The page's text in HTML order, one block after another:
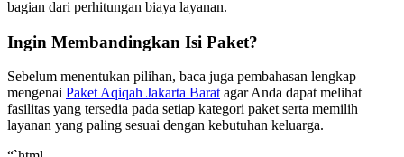
bagian dari perhitungan biaya layanan.
Ingin Membandingkan Isi Paket?
Sebelum menentukan pilihan, baca juga pembahasan lengkap
mengenai Paket Aqiqah Jakarta Barat agar Anda dapat melihat
fasilitas yang tersedia pada setiap kategori paket serta memilih
layanan yang paling sesuai dengan kebutuhan keluarga.